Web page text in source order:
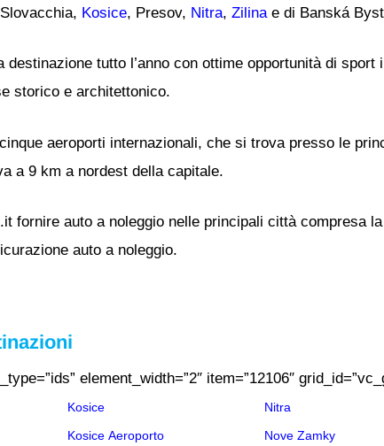
Kosice, Presov, Nitra, Zilinae di Banská
destinazione tutto l’anno con ottime opportunità di
storico e architettonico.
aeroporti internazionali, che si trova presso le
a 9 km a nordest della capitale.
fornire auto a noleggio nelle principali città compresa
auto a noleggio.
element_width=”2″ item=”12106″
Kosice
Kosice Aeroporto
Nitra
Nove Zamky